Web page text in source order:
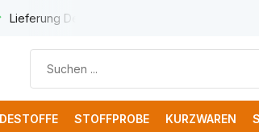
Lieferung Deutschland € 8,95
STOFFPROBE KURZWAREN